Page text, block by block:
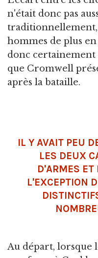
n'était donc pas
hommes de plus en
donc certainement
que Cromwell
après la bataille.
IL Y AVAIT PEU
LES DEUX
D'ARMES ET
L'EXCEPTION
Au départ, lorsque